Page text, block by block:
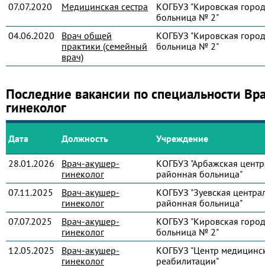
07.07.2020
Медицинская сестра
КОГБУЗ "Кировская
больница № 2"
04.06.2020
Врач общей
практики (семейный
врач)
КОГБУЗ "Кировская
больница № 2"
Последние вакансии по специальности
гинеколог
Дата Должность Учреждение
28.01.2026
Врач-акушер-
гинеколог
КОГБУЗ "Арбажская
районная больница"
07.11.2025
Врач-акушер-
гинеколог
КОГБУЗ "Зуевская
районная больница"
07.07.2025
Врач-акушер-
гинеколог
КОГБУЗ "Кировская
больница № 2"
12.05.2025
Врач-акушер-
гинеколог
КОГБУЗ "Центр
реабилитации"